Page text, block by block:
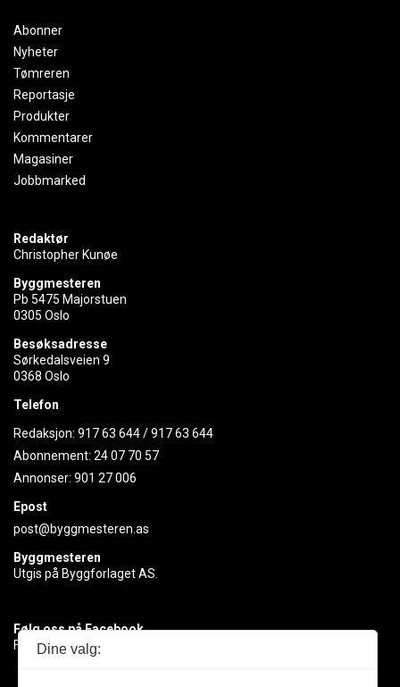
Abonner
Nyheter
Tømreren
Reportasje
Produkter
Kommentarer
Magasiner
Jobbmarked
Redaktør
Christopher Kunøe
Byggmesteren
Pb 5475 Majorstuen
0305 Oslo
Besøksadresse
Sørkedalsveien 9
0368 Oslo
Telefon
Redaksjon: 917 63 644/917 63 644
Abonnement: 24 07 70 57
Annonser: 901 27 006
Epost
post@byggmesteren.as
Byggmesteren
Utgis på Byggforlaget AS.
Følg oss på Facebook
Få med deg det siste innen byggebransjen
Dine valg: